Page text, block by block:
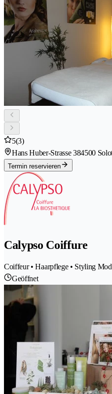
5(3)
Hans Huber-Strasse 384500
Termin reservieren
Calypso Coiffure
Coiffeur • Haarpflege • Styling
Geöffnet